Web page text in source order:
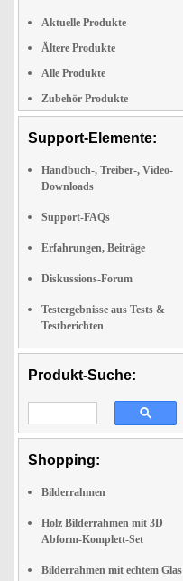
Aktuelle Produkte
Ältere Produkte
Alle Produkte
Zubehör Produkte
Support-Elemente:
Handbuch-, Treiber-, Video-
Downloads
Support-FAQs
Erfahrungen, Beiträge
Diskussions-Forum
Testergebnisse aus Tests &
Testberichten
Produkt-Suche:
Shopping:
Bilderrahmen
Holz Bilderrahmen mit 3D
Abform-Komplett-Set
Bilderrahmen mit echtem Glas